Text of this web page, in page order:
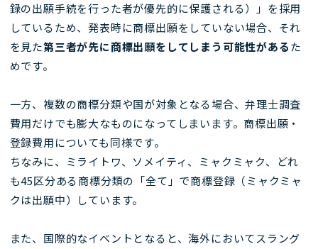
録の出願手続を行った者が優先的に保護される）」を採用
しているため、発表時に商標出願をしていない場合、それ
を見た第三者が先に商標出願をしてしまう可能性があるた
めです。
一方、複数の商標分類や国が対象となる場合、弁理士調査
費用だけでも膨大なものになってしまいます。商標出願・
登録費用についても同様です。
ちなみに、ミライトワ、ソメイティ、ミャクミャク、どれ
も45区分ある商標分類の「全て」で商標登録（ミャクミャ
クは出願中）しています。
また、国際的なイベントとなると、海外においてスラング